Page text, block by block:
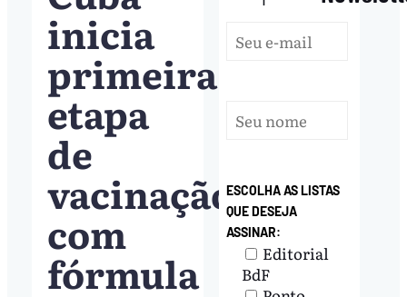
inicia
primeira
etapa
de
vacinação
com
fórmula
ESCOLHA AS LISTAS
QUE DESEJA
ASSINAR:
Editorial
BdF